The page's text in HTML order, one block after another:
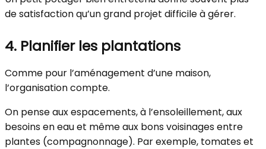
de satisfaction qu’un grand projet difficile à gérer.
4. Planifier les plantations
Comme pour l’aménagement d’une maison,
l’organisation compte.
On pense aux espacements, à l’ensoleillement, aux
besoins en eau et même aux bons voisinages entre
plantes (compagnonnage). Par exemple, tomates et